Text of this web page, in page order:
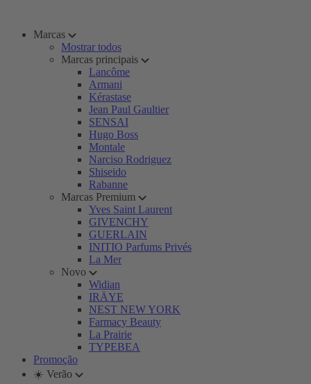
Marcas
Mostrar todos
Marcas principais
Lancôme
Armani
Kérastase
Jean Paul Gaultier
SENSAI
Hugo Boss
Montale
Narciso Rodriguez
Shiseido
Rabanne
Marcas Premium
Yves Saint Laurent
GIVENCHY
GUERLAIN
INITIO Parfums Privés
La Mer
Novo
Widian
IRÄYE
NEST NEW YORK
Farmacy Beauty
La Prairie
TYPEBEA
Promoção
☀️ Verão